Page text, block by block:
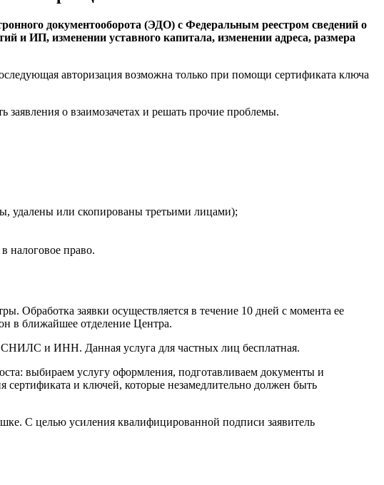
документооборота (ЭДО) с Федеральным реестром сведений о
и ИП, изменении уставного капитала, изменении адреса, размера
авторизация возможна только при помощи сертификата ключа
о взаимозачетах и решать прочие проблемы.
удалены или скопированы третьими лицами);
налоговое право.
Обработка заявки осуществляется в течение 10 дней с момента ее
в ближайшее отделение Центра.
СНИЛС и ИНН. Данная услуга для частных лиц бесплатная.
выбираем услугу оформления, подготавливаем документы и
и ключей, которые незамедлительно должен быть
С целью усиления квалифицированной подписи заявитель